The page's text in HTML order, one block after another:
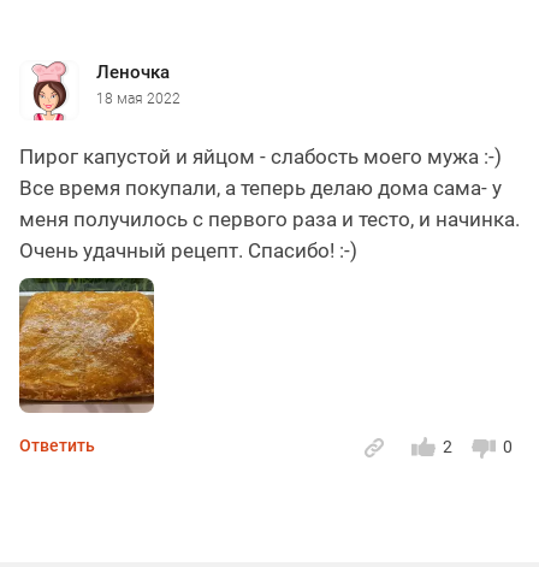
Леночка
18 мая 2022
Пирог капустой и яйцом - слабость моего мужа :-)
Все время покупали, а теперь делаю дома сама- у
меня получилось с первого раза и тесто, и начинка.
Очень удачный рецепт. Спасибо! :-)
0
2
Ответить